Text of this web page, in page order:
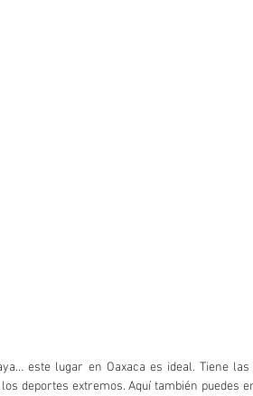
este lugar en Oaxaca es ideal. Tiene
deportes extremos. Aquí también puedes